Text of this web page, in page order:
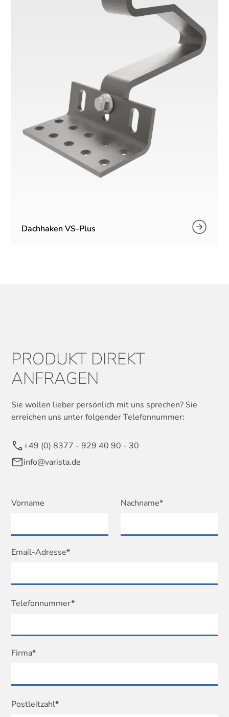
Dachhaken VS-Plus
PRODUKT DIREKT
ANFRAGEN
Sie wollen lieber persönlich mit uns sprechen? Sie
erreichen uns unter folgender Telefonnummer:
+49 (0) 8377 - 929 40 90 - 30
info@varista.de
Vorname Nachname*
Email-Adresse*
Telefonnummer*
Firma*
Postleitzahl*